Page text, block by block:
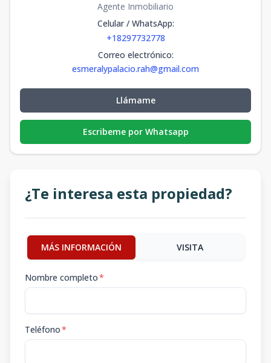
Agente Inmobiliario
Celular / WhatsApp:
+18297732778
Correo electrónico:
esmeralypalacio.rah@gmail.com
Llámame
Escribeme por Whatsapp
¿Te interesa esta propiedad?
MÁS INFORMACIÓN VISITA
Nombre completo*
Teléfono*